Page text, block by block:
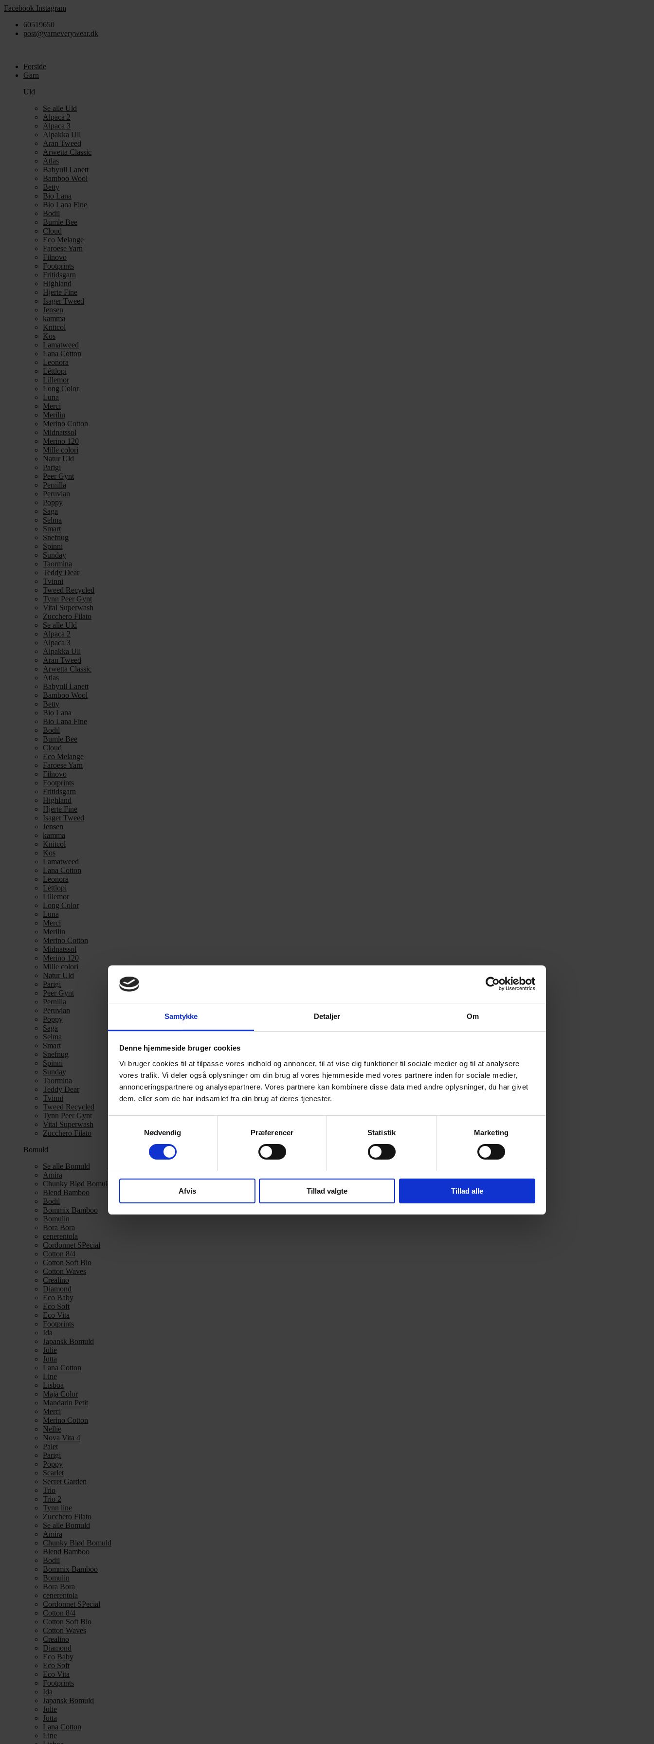
Samtykke Detaljer Om
Denne hjemmeside bruger cookies
Vi bruger cookies til at tilpasse vores indhold og annoncer, til at vise dig funktioner til sociale medier og til at analysere
vores trafik. Vi deler også oplysninger om din brug af vores hjemmeside med vores partnere inden for sociale medier,
annonceringspartnere og analysepartnere. Vores partnere kan kombinere disse data med andre oplysninger, du har givet
dem, eller som de har indsamlet fra din brug af deres tjenester.
Nødvendig
Præferencer Statistik Marketing
Afvis Tillad valgte Tillad alle
Videre
indhold
Facebook Instagram
60519650
post@yarneverywear.dk
Forside
Garn
Uld
Se alle Uld
Alpaca 2
Alpaca 3
Alpakka Ull
Aran Tweed
Arwetta Classic
Atlas
Babyull Lanett
Bamboo Wool
Betty
Bio Lana
Bio Lana Fine
Bodil
Bumle Bee
Cloud
Eco Melange
Faroese Yarn
Filnovo
Footprints
Fritidsgarn
Highland
Hjerte Fine
Isager Tweed
Jensen
kamma
Knitcol
Kos
Lamatweed
Lana Cotton
Leonora
Léttlopi
Lillemor
Long Color
Luna
Merci
Merilin
Merino Cotton
Midnatssol
Merino 120
Mille colori
Natur Uld
Parigi
Peer Gynt
Pernilla
Peruvian
Poppy
Saga
Selma
Smart
Snefnug
Spinni
Sunday
Taormina
Teddy Dear
Tvinni
Tweed Recycled
Tynn Peer Gynt
Vital Superwash
Zucchero Filato
Se alle Uld
Alpaca 2
Alpaca 3
Alpakka Ull
Aran Tweed
Arwetta Classic
Atlas
Babyull Lanett
Bamboo Wool
Betty
Bio Lana
Bio Lana Fine
Bodil
Bumle Bee
Cloud
Eco Melange
Faroese Yarn
Filnovo
Footprints
Fritidsgarn
Highland
Hjerte Fine
Isager Tweed
Jensen
kamma
Knitcol
Kos
Lamatweed
Lana Cotton
Leonora
Léttlopi
Lillemor
Long Color
Luna
Merci
Merilin
Merino Cotton
Midnatssol
Merino 120
Mille colori
Natur Uld
Parigi
Peer Gynt
Pernilla
Peruvian
Poppy
Saga
Selma
Smart
Snefnug
Spinni
Sunday
Taormina
Teddy Dear
Tvinni
Tweed Recycled
Tynn Peer Gynt
Vital Superwash
Zucchero Filato
Bomuld
Se alle Bomuld
Amira
Chunky Blød Bomuld
Blend Bamboo
Bodil
Bommix Bamboo
Bomulin
Bora Bora
cenerentola
Cordonnet SPecial
Cotton 8/4
Cotton Soft Bio
Cotton Waves
Crealino
Diamond
Eco Baby
Eco Soft
Eco Vita
Footprints
Ida
Japansk Bomuld
Julie
Jutta
Lana Cotton
Line
Lisboa
Maja Color
Mandarin Petit
Merci
Merino Cotton
Nellie
Nova Vita 4
Palet
Parigi
Poppy
Scarlet
Secret Garden
Trio
Trio 2
Tynn line
Zucchero Filato
Se alle Bomuld
Amira
Chunky Blød Bomuld
Blend Bamboo
Bodil
Bommix Bamboo
Bomulin
Bora Bora
cenerentola
Cordonnet SPecial
Cotton 8/4
Cotton Soft Bio
Cotton Waves
Crealino
Diamond
Eco Baby
Eco Soft
Eco Vita
Footprints
Ida
Japansk Bomuld
Julie
Jutta
Lana Cotton
Line